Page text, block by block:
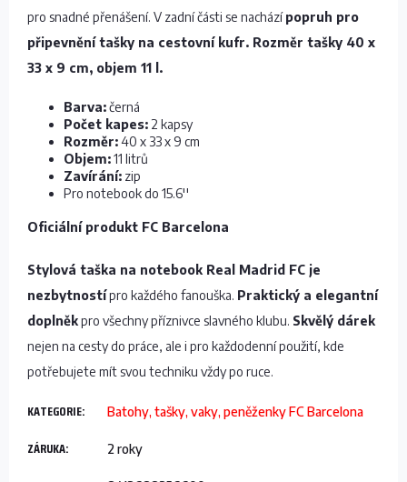
pro snadné přenášení. V zadní části se nacházípopruh pro
připevnění tašky na cestovní kufr. Rozměr tašky 40 x
33 x 9 cm, objem 11 l.
Barva:černá
Počet kapes: 2 kapsy
Rozměr:40 x 33 x 9 cm
Objem:11 litrů
Zavírání: zip
Pro notebook do 15.6''
Oficiální produkt FC Barcelona
Stylová taška na notebook Real Madrid FC je
nezbytnostípro každého fanouška. Praktický a elegantní
doplněkpro všechny příznivce slavného klubu. Skvělý dárek
nejen na cesty do práce, ale i pro každodenní použití, kde
potřebujete mít svou techniku vždy po ruce.
KATEGORIE: Batohy, tašky, vaky, peněženky FC Barcelona
ZÁRUKA: 2 roky